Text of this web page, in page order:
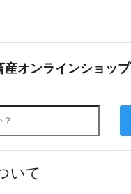
産オンラインショップ
いて